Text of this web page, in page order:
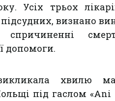
Усіх трьох
підсудних, визнано
допомоги.
хвилю
під гаслом «Ani